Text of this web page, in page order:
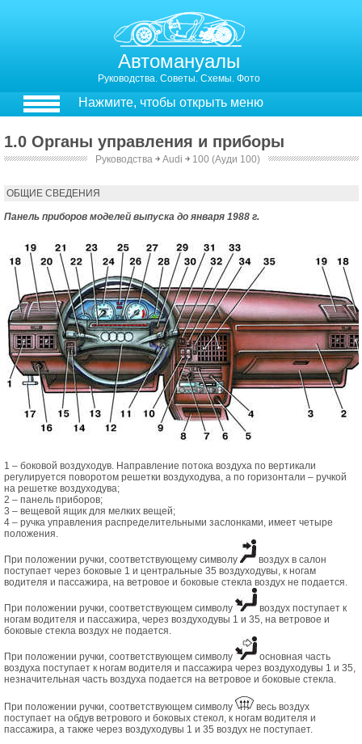
Автомануалы
Руководства. Советы. Схемы. Фото
Нажмите, чтобы открыть меню
1.0 Органы управления и приборы
Руководства ￫ Audi ￫ 100 (Ауди 100)
ОБЩИЕ СВЕДЕНИЯ
Панель приборов моделей выпуска до января 1988 г.
1 – боковой воздуходув. Направление потока воздуха по вертикали
регулируется поворотом решетки воздуходува, а по горизонтали – ручкой
на решетке воздуходува;
2 – панель приборов;
3 – вещевой ящик для мелких вещей;
4 – ручка управления распределительными заслонками, имеет четыре
положения.
При положении ручки, соответствующему символу
воздух в салон
поступает через боковые 1 и центральные 35 воздуходувы, к ногам
водителя и пассажира, на ветровое и боковые стекла воздух не подается.
При положении ручки, соответствующем символу
воздух поступает к
ногам водителя и пассажира, через воздуходувы 1 и 35, на ветровое и
боковые стекла воздух не подается.
При положении ручки, соответствующем символу
основная часть
воздуха поступает к ногам водителя и пассажира через воздуходувы 1 и 35,
незначительная часть воздуха подается на ветровое и боковые стекла.
При положении ручки, соответствующем символу
весь воздух
поступает на обдув ветрового и боковых стекол, к ногам водителя и
пассажира, а также через воздуходувы 1 и 35 воздух не поступает.